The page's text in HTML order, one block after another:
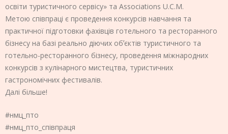
освіти туристичного сервісу» та Associations U.C.M.
Метою співпраці є проведення конкурсів навчання та
практичної підготовки фахівців готельного та ресторанного
бізнесу на базі реально діючих обʼєктів туристичного та
готельно-ресторанного бізнесу, проведення міжнародних
конкурсів з кулінарного мистецтва, туристичних
гастрономічних фестивалів.
Далі більше!
#нмц_пто
#нмц_пто_співпраця